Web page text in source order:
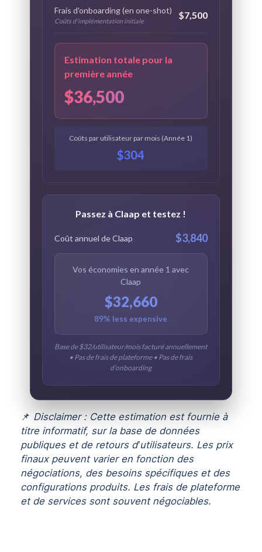
Frais d'onboarding (en one-shot)
Coûts d'implémentation initiale
$7,500
Estimation totale pour la
première année
$36,500
Coûts par utilisateur par mois (Année 1)
$304
Passez à Claap et testez !
Coût annuel de Claap $3,840
Vos économies en année 1 avec
Claap
$32,660
89% less expensive
Base de $32/utilisateur/mois facturé annuellement
• Pas de frais de plateforme • Pas de frais
d’onboarding
📌 Disclaimer : Cette estimation est fournie à
titre informatif, sur la base de données
publiques et de retours d’utilisateurs. Les prix
finaux peuvent varier en fonction des
négociations, des besoins spécifiques et des
configurations produits. Les frais de plateforme
et de services sont souvent négociables.